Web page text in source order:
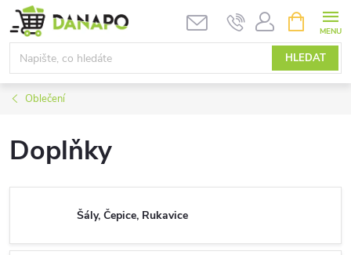
Přejít
na
obsah
HLEDAT
NÁKUPNÍ
KOŠÍK
Oblečení
Doplňky
Šály, Čepice, Rukavice